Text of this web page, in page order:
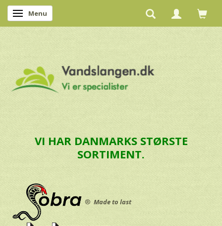
Skifte navigation
Menu
VI HAR DANMARKS STØRSTE
SORTIMENT.
® Made to last